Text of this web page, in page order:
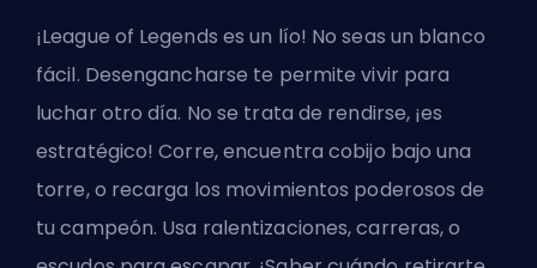
¡League of Legends es un lío! No seas un blanco
fácil. Desengancharse te permite vivir para
luchar otro día. No se trata de rendirse, ¡es
estratégico! Corre, encuentra cobijo bajo una
torre, o recarga los movimientos poderosos de
tu campeón. Usa ralentizaciones, carreras, o